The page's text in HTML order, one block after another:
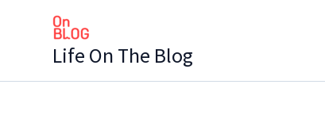
로
Life On The Blog